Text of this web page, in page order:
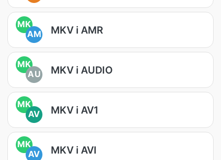
MK
AM
MKV i AMR
MK
AU
MKV i AUDIO
MK
AV
MKV i AV1
MK
AV
MKV i AVI